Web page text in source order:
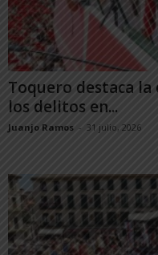
Toquero destaca la
los delitos en...
Juanjo Ramos - 31 julio, 2026